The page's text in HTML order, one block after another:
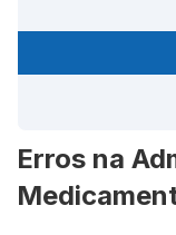
Erros na